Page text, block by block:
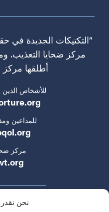
نحن
“التكتيكات الجديدة في
مركز ضحايا التعذيب.
أطلقها مركز
للأشخاص الذين
للمداعين
مركز